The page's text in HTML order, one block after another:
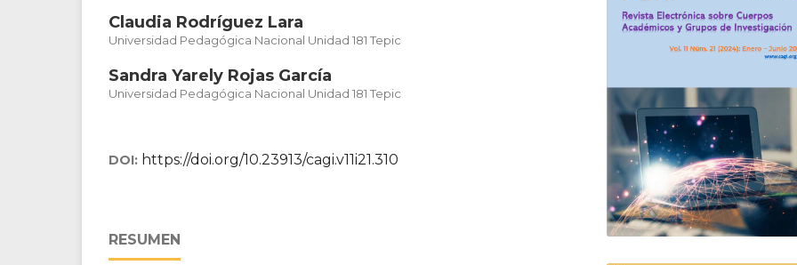
Claudia Rodríguez Lara
Universidad Pedagógica Nacional Unidad 181 Tepic
Sandra Yarely Rojas García
Universidad Pedagógica Nacional Unidad 181 Tepic
DOI: https://doi.org/10.23913/cagi.v11i21.310
RESUMEN